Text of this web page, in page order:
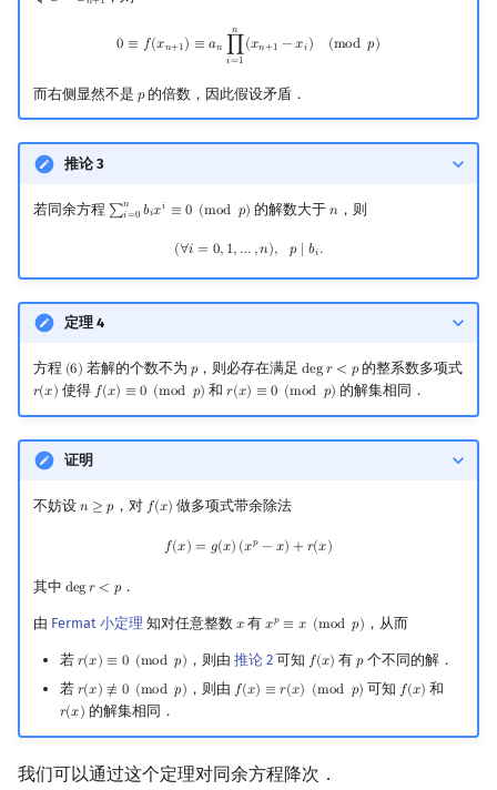
0 ≡ 𝑓(𝑥𝑛+1) ≡ 𝑎𝑛
𝑛
∏
𝑖=1
(𝑥𝑛+1 −𝑥𝑖) (mod 𝑝)
≡ 1 ∏i=1 n ) mod
而右侧显然不是 𝑝
p的倍数，因此假设矛盾．
推论 3
若同余方程 ∑𝑛
𝑖=0 𝑏𝑖𝑥𝑖 ≡ 0 (mod 𝑝)
∑i =0n bixi ≡0 (modp) 的解数大于𝑛
n，则
(∀𝑖 = 0, 1, … ,𝑛), 𝑝 ∣ 𝑏𝑖.
∀i =0 ,1 n), bi .
定理 4
方程 (6)
(6) 若解的个数不为 𝑝
p，则必存在满足deg𝑟 < 𝑝
degr<p 的整系数多项式
𝑟(𝑥)
r(x) 使得 𝑓(𝑥) ≡ 0 (mod 𝑝)
f(x)≡ 0(modp) 和𝑟(𝑥) ≡ 0 (mod 𝑝)
r(x)≡ 0( modp) 的解集相同．
证明
不妨设 𝑛 ≥ 𝑝
n≥p ，对 𝑓(𝑥)
f(x) 做多项式带余除法
𝑓(𝑥) = 𝑔(𝑥) (𝑥𝑝 − 𝑥) + 𝑟(𝑥)
(x =g(x )(xp −x )+r (x)
其中 deg𝑟 < 𝑝
degr<p ．
由 Fermat 小定理 知对任意整数 𝑥
x有 𝑥𝑝 ≡ 𝑥 (mod 𝑝)
xp ≡x (modp) ，从而
若 𝑟(𝑥) ≡ 0 (mod 𝑝)
r(x)≡ 0( modp) ，则由 推论 2可知 𝑓(𝑥)
f(x) 有𝑝
p个不同的解．
若 𝑟(𝑥) ≢ 0 (mod 𝑝)
r(x)≢0 (modp) ，则由 𝑓(𝑥) ≡ 𝑟(𝑥) (mod 𝑝)
f(x)≡ r(x )(modp) 可知 𝑓(𝑥)
f(x) 和
𝑟(𝑥)
r(x) 的解集相同．
我们可以通过这个定理对同余方程降次．